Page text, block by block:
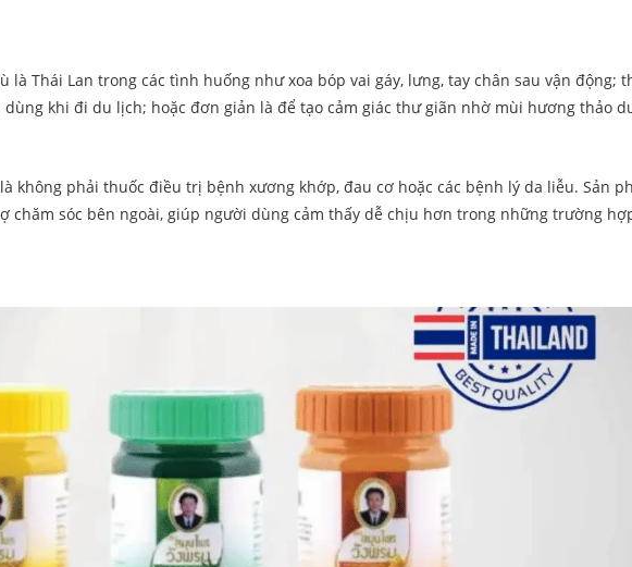
Thái Lan trong các tình huống như xoa bóp vai gáy, lưng, tay chân sau vận động;
khi đi du lịch; hoặc đơn giản là để tạo cảm giác thư giãn nhờ mùi hương thảo
không phải thuốc điều trị bệnh xương khớp, đau cơ hoặc các bệnh lý da liễu. Sản
chăm sóc bên ngoài, giúp người dùng cảm thấy dễ chịu hơn trong những trường